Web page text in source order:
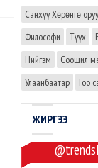
Санхүү Хөрөнгө
Философи
Түүх
Нийгэм
Соошил
Улаанбаатар
Гоо
ЖИРГЭЭ